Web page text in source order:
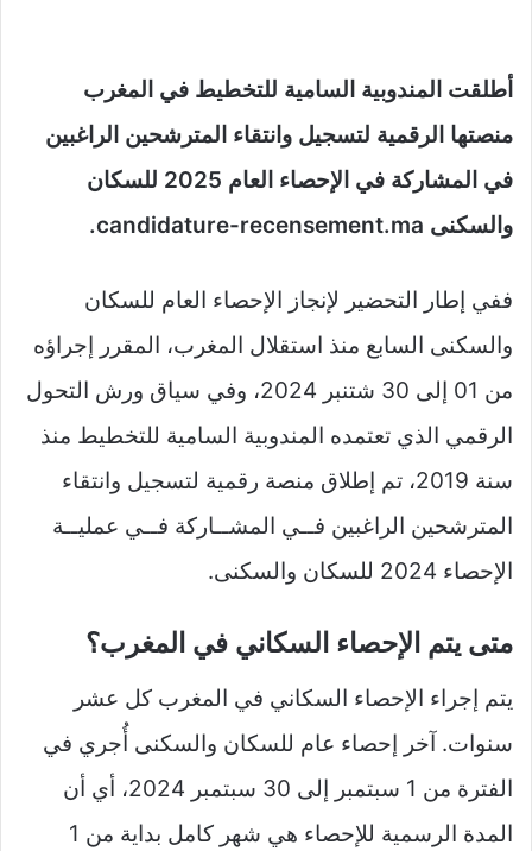
أطلقت المندوبية السامية للتخطيط في المغرب
منصتها الرقمية لتسجيل وانتقاء المترشحين الراغبين
في المشاركة في الإحصاء العام 2025 للسكان
والسكنى candidature-recensement.ma.
ففي إطار التحضير لإنجاز الإحصاء العام للسكان
والسكنى السابع منذ استقلال المغرب، المقرر إجراؤه
من 01 إلى 30 شتنبر 2024، وفي سياق ورش التحول
الرقمي الذي تعتمده المندوبية السامية للتخطيط منذ
سنة 2019، تم إطلاق منصة رقمية لتسجيل وانتقاء
المترشحين الراغبين فــي المشــاركة فــي عمليــة
الإحصاء 2024 للسكان والسكنى.
متى يتم الإحصاء السكاني في المغرب؟
يتم إجراء الإحصاء السكاني في المغرب كل عشر
سنوات. آخر إحصاء عام للسكان والسكنى أُجري في
الفترة من 1 سبتمبر إلى 30 سبتمبر 2024، أي أن
المدة الرسمية للإحصاء هي شهر كامل بداية من 1